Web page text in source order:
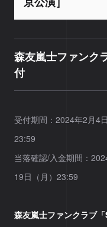
森友嵐士ファンク
付
受付期間：2024年2月4
23:59
当落確認/入金期間：
19日（月）23:59
森友嵐士ファンクラブ「